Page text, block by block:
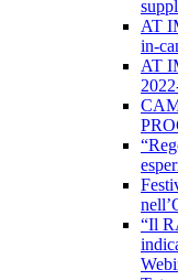
AT
in-
AT
“Il